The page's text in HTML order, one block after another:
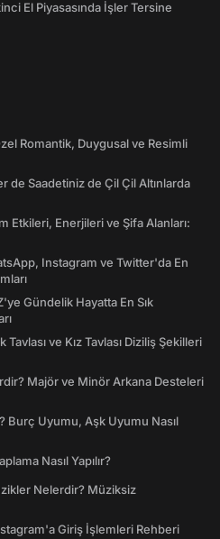
El Piyasasında İşler Tersine
Romantik, Duygusal ve Resimli
de Saadetiniz de Çil Çil Altınlarda
Etkileri, Enerjileri ve Şifa Alanları:
Instagram ve Twitter'da En
Gündelik Hayatta En Sık
Tavlası ve Kız Tavlası Diziliş Şekilleri
Majör ve Minör Arkana Desteleri
Burç Uyumu, Aşk Uyumu Nasıl
Nasıl Yapılır?
Nelerdir? Müziksiz
Giriş İşlemleri Rehberi